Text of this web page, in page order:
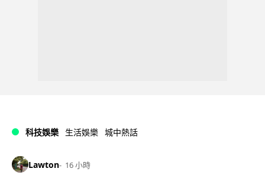
科技娛樂 生活娛樂 城中熱話
Lawton 16 小時